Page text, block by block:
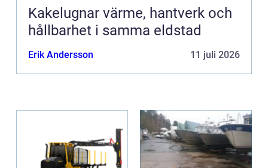
Kakelugnar värme, hantverk och
hållbarhet i samma eldstad
Erik Andersson 11 juli 2026